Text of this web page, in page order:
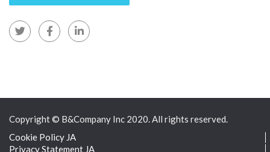
[3] ユニセフデータ
* この記事の情報を引用する場合は、著作権を尊重する
Copyright © B&Company Inc 2020. All rights reserved.
Cookie Policy JA
Privacy Statement JA